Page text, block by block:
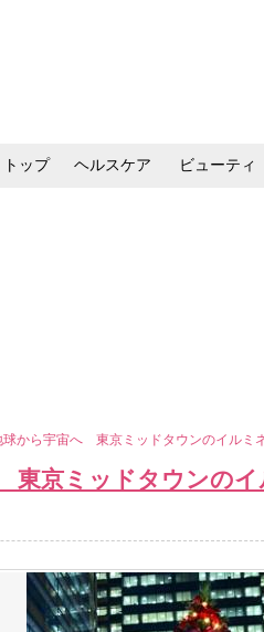
トップ ヘルスケア ビューティ
球から宇宙へ 東京ミッドタウンのイルミ
京ミッドタウンのイ